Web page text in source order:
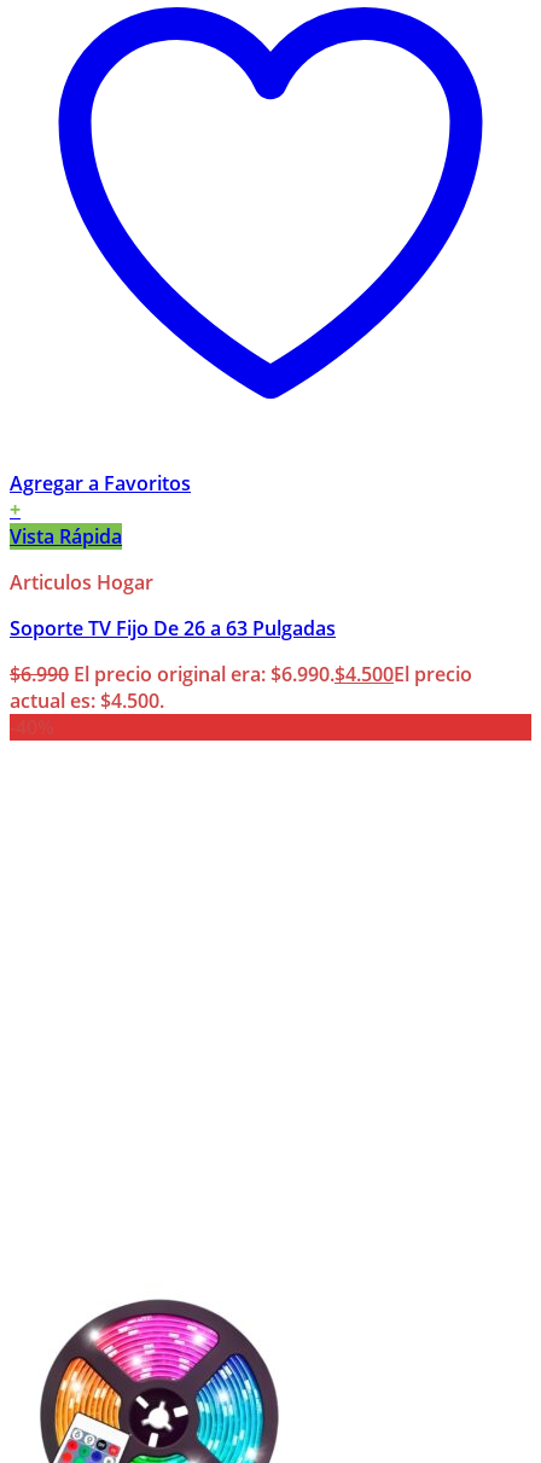
Agregar a Favoritos
+
Vista Rápida
Articulos Hogar
Soporte TV Fijo De 26 a 63 Pulgadas
$6.990 El precio original era: $6.990.$4.500El precio
actual es: $4.500.